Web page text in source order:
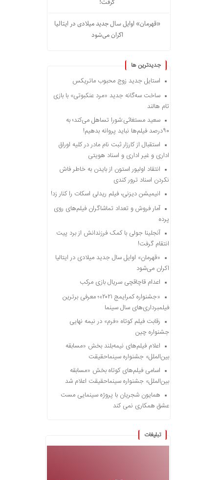
«قهرمان» اوایل سال جدید میلادی در ایتالیا
اکران می‌شود
جديدترين ها
استایل جدید زوج محبوب ماتریکس
ساخت سه‌گانه جدید «مرد عنکبوتی» با بازی
تام هالند
سعید مستغاثی:شورا تساهل می‌کند؛ به
۹۰درصد فیلم‌ها نباید پروانه بدهیم!
استقبال از کارزار ثبت نام مادر در کلیه اوراق
اداری و غیر اداری و اسناد هویتی
انتقاد اولیور استون از بایدن به خاطر فاش
نکردن اسناد ترور کندی
انیمیشن دیزنی، فیلم ریدلی اسکات را کنار زد!
آمار فروش و تعداد تماشاگران فیلم‌های روی
پرده
آنجلینا جولی با کمک فرزندانش از برد پیت
انتقام گرفت!
«قهرمان» اوایل سال جدید میلادی در ایتالیا
اکران می‌شود
اعدام قاچاقچی سریال بازی مرکب
«جشنواره کمرایمج ۲۰۲۱»؛ معرفی برترین
فیلمبرداری‌های سال سینما
رقابت فیلم کوتاه «فرم» در نیمه نهایی
جشنواره چین
اعلام فیلم‌های نیمه‌بلند بخش «مسابقه
بین‌الملل» جشنواره سینماحقیقت
اسامی فیلم‌های کوتاه بخش «مسابقه
بین‌الملل» جشنواره سینماحقیقت اعلام شد
همایون شجریان با پروژه سینمایی مست
عشق همکاری نمی کند
تبلیغات